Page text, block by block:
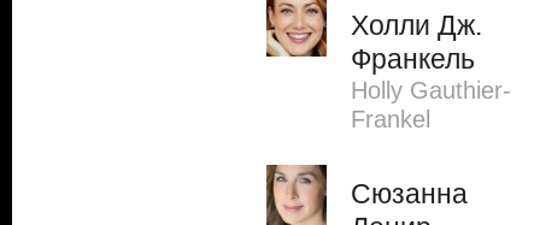
Холли Дж.
Франкель
Holly Gauthier-
Frankel
Сюзанна